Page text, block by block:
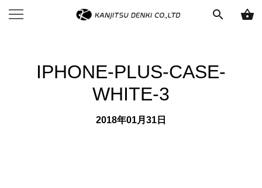
search shopping_basket
IPHONE-PLUS-CASE-
WHITE-3
2018年01月31日